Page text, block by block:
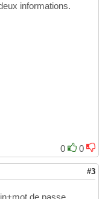
informations.
0 0
#3